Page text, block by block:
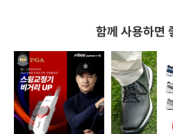
함께 사용하면